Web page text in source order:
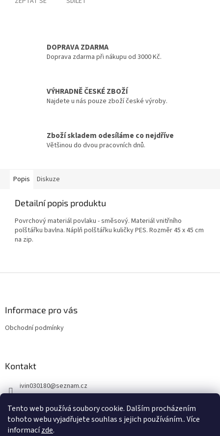
Tento web používá soubory cookie. Dalším procházením
tohoto webu vyjadřujete souhlas s jejich používáním.. Více
informacízde.
DOPRAVA ZDARMA
Doprava zdarma při nákupu od 3000 Kč.
VÝHRADNĚ ČESKÉ ZBOŽÍ
Najdete u nás pouze zboží české výroby.
Zboží skladem odesíláme co nejdříve
Většinou do dvou pracovních dnů.
Popis Diskuze
Detailní popis produktu
Povrchový materiál povlaku - směsový. Materiál vnitřního
polštářku bavlna. Náplň polštářku kuličky PES. Rozměr 45 x 45 cm
na zip.
Informace pro vás
Obchodní podmínky
Kontakt
ivin030180@seznam.cz
603 281 359